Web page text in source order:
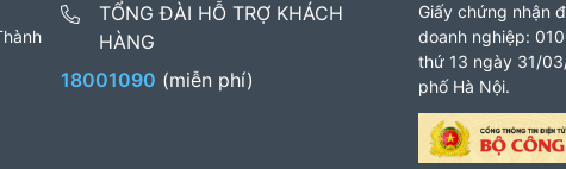
TỔNG ĐÀI HỖ TRỢ KHÁCH
HÀNG
18001090 (miễn phí)
Giấy chứng nhận
doanh nghiệp:
thứ 13 ngày 31/
phố Hà Nội.